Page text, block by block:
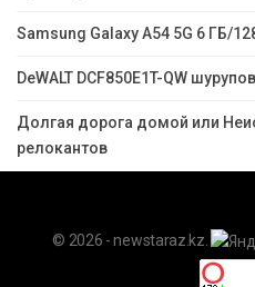
Samsung Galaxy A54 5G 6 ГБ/
DeWALT DCF850E1T-QW
Долгая дорога домой или
релокантов
© 2026 - newstaraz.kz.